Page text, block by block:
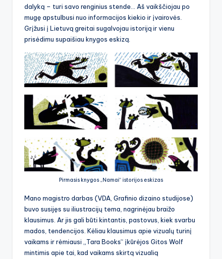
dalyką – turi savo renginius stende… Aš vaikščiojau po
mugę apstulbusi nuo informacijos kiekio ir įvairovės.
Grįžusi į Lietuvą greitai sugalvojau istoriją ir vienu
prisėdimu supaišiau knygos eskizą.
Pirmasis knygos „Namai“ istorijos eskizas
Mano magistro darbas (VDA, Grafinio dizaino studijose)
buvo susijęs su iliustracijų tema, nagrinėjau braižo
klausimus. Ar jis gali būti kintantis, pastovus, kiek svarbu
mados, tendencijos. Kėliau klausimus apie vizualų turinį
vaikams ir rėmiausi „Tara Books“ įkūrėjos Gitos Wolf
mintimis apie tai, kad vaikams skirtą vizualią